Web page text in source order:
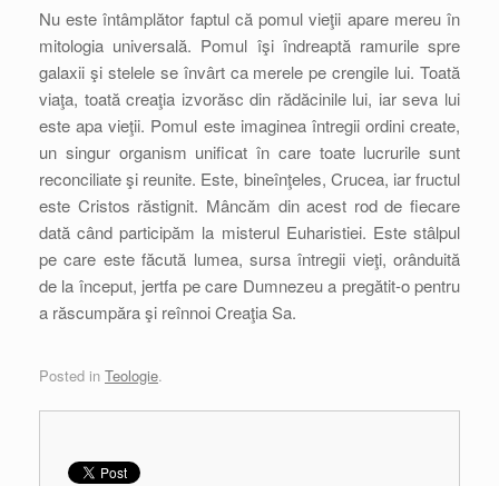
Nu este întâmplător faptul că pomul vieţii apare mereu în
mitologia universală. Pomul îşi îndreaptă ramurile spre
galaxii şi stelele se învârt ca merele pe crengile lui. Toată
viaţa, toată creaţia izvorăsc din rădăcinile lui, iar seva lui
este apa vieţii. Pomul este imaginea întregii ordini create,
un singur organism unificat în care toate lucrurile sunt
reconciliate şi reunite. Este, bineînţeles, Crucea, iar fructul
este Cristos răstignit. Mâncăm din acest rod de fiecare
dată când participăm la misterul Euharistiei. Este stâlpul
pe care este făcută lumea, sursa întregii vieţi, orânduită
de la început, jertfa pe care Dumnezeu a pregătit-o pentru
a răscumpăra şi reînnoi Creaţia Sa.
Posted in Teologie.